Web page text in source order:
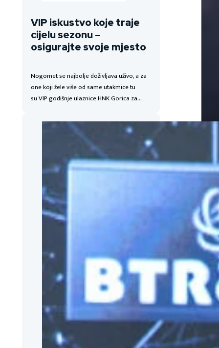
VIP iskustvo koje traje
cijelu sezonu –
osigurajte svoje mjesto
Nogomet se najbolje doživljava uživo, a za
one koji žele više od same utakmice tu
su VIP godišnje ulaznice HNK Gorica za…